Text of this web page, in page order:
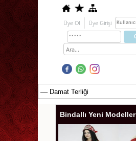
Üye Ol Üye Girişi
Bindallı Yeni Modeller